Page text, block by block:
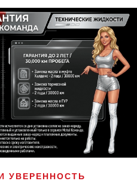
УВЕРЕННОСТЬ